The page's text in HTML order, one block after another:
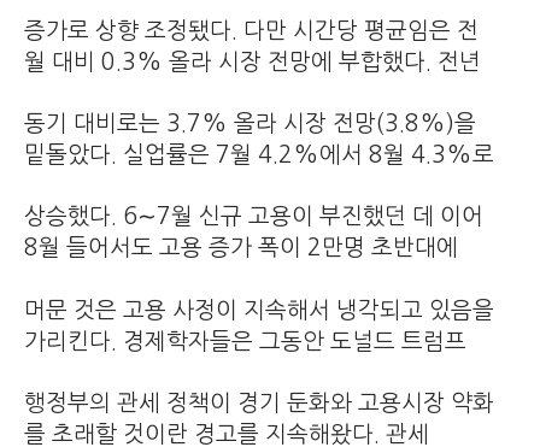
증가로 상향 조정됐다. 다만 시간당 평균임은 전
월 대비 0.3% 올라 시장 전망에 부합했다. 전년
동기 대비로는 3.7% 올라 시장 전망(3.8%)을
밑돌았다. 실업률은 7월 4.2%에서 8월 4.3%로
상승했다. 6∼7월 신규 고용이 부진했던 데 이어
8월 들어서도 고용 증가 폭이 2만명 초반대에
머문 것은 고용 사정이 지속해서 냉각되고 있음을
가리킨다. 경제학자들은 그동안 도널드 트럼프
행정부의 관세 정책이 경기 둔화와 고용시장 약화
를 초래할 것이란 경고를 지속해왔다. 관세